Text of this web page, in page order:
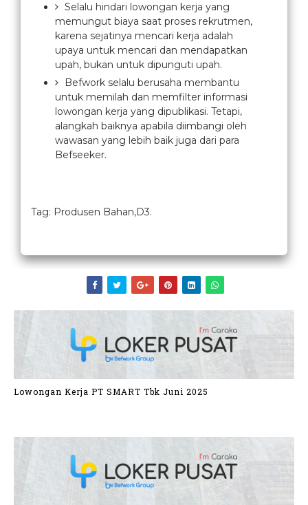
Selalu hindari lowongan kerja yang
memungut biaya saat proses rekrutmen,
karena sejatinya mencari kerja adalah
upaya untuk mencari dan mendapatkan
upah, bukan untuk dipunguti upah.
Befwork selalu berusaha membantu
untuk memilah dan memfilter informasi
lowongan kerja yang dipublikasi. Tetapi,
alangkah baiknya apabila diimbangi oleh
wawasan yang lebih baik juga dari para
Befseeker.
Tag: Produsen Bahan,D3.
Lowongan Kerja PT SMART Tbk Juni 2025